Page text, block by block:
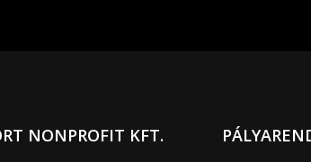
NONPROFIT KFT.